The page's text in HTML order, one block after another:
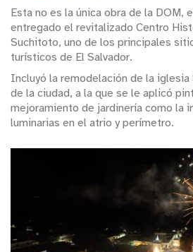
Esta no es la única obra de la DOM,
entregado el revitalizado Centro
Suchitoto, uno de los principales
turísticos de El Salvador.
Incluyó la remodelación de la iglesia
de la ciudad, a la que se le aplicó
mejoramiento de jardinería como la
luminarias en el atrio y perímetro.